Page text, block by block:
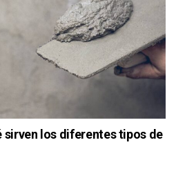
sirven los diferentes tipos de